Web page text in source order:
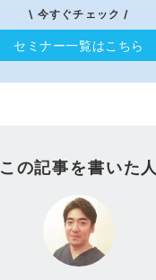
\ 今すぐチェック /
セミナー一覧はこちら
この記事を書いた人